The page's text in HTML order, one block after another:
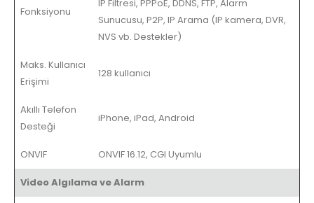
Fonksiyonu
IP Filtresi, PPPoE, DDNS, FTP, Alarm
Sunucusu, P2P, IP Arama (IP kamera, DVR,
NVS vb. Destekler)
Maks. Kullanıcı
Erişimi
128 kullanıcı
Akıllı Telefon
Desteği
iPhone, iPad, Android
ONVIF ONVIF 16.12, CGI Uyumlu
Video Algılama ve Alarm